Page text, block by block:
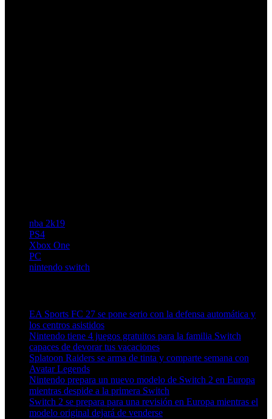
nba 2k19
PS4
Xbox One
PC
nintendo switch
EA Sports FC 27 se pone serio con la defensa automática y
los centros asistidos
Nintendo tiene 4 juegos gratuitos para la familia Switch
capaces de devorar tus vacaciones
Splatoon Raiders se arma de tinta y comparte semana con
Avatar Legends
Nintendo prepara un nuevo modelo de Switch 2 en Europa
mientras despide a la primera Switch
Switch 2 se prepara para una revisión en Europa mientras el
modelo original dejará de venderse